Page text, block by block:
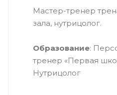
Мастер-тренер
зала, нутрицолог.
Образование:
тренер «Первая
Нутрицолог